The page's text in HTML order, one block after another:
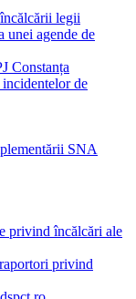
legii
unei agende de
Constanța
de
SNA
privind încălcări ale
privind